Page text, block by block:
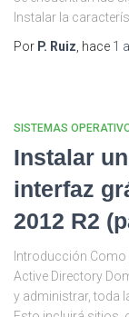
Instalar la
Por P. Ruiz , hace 1
SISTEMAS
Instalar
interfaz
2012 R2
Introducción
Active Directory
y administrar, toda